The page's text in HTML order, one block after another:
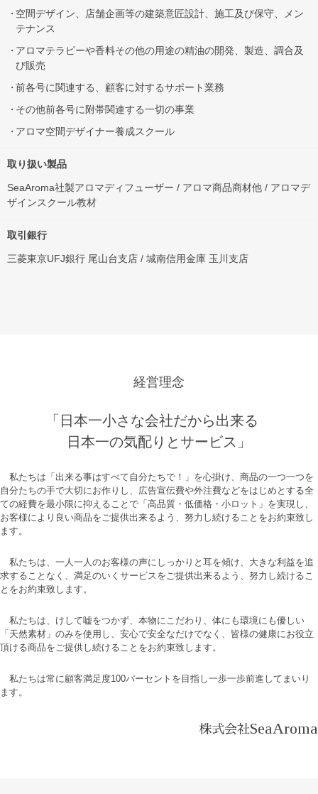
空間デザイン、店舗企画等の建築意匠設計、施工及び保守、メン
テナンス
アロマテラピーや香料その他の用途の精油の開発、製造、調合及
び販売
前各号に関連する、顧客に対するサポート業務
その他前各号に附帯関連する一切の事業
アロマ空間デザイナー養成スクール
取り扱い製品
SeaAroma社製アロマディフューザー / アロマ商品商材他 / アロマデ
ザインスクール教材
取引銀行
三菱東京UFJ銀行 尾山台支店 / 城南信用金庫 玉川支店
経営理念
「日本一小さな会社だから出来る
日本一の気配りとサービス」
私たちは「出来る事はすべて自分たちで！」を心掛け、商品の一つ一つを
自分たちの手で大切にお作りし、 広告宣伝費や外注費などをはじめとする全
ての経費を最小限に抑えることで「高品質・低価格・小ロット」 を実現し、
お客様により良い商品をご提供出来るよう、努力し続けることをお約束致し
ます。
私たちは、一人一人のお客様の声にしっかりと耳を傾け、大きな利益を追
求することなく、満足のいくサービスを ご提供出来るよう、努力し続けるこ
とをお約束致します。
私たちは、けして嘘をつかず、本物にこだわり、体にも環境にも優しい
「天然素材」のみを使用し、安心で安全なだけでなく、皆様の健康にお役立
頂ける商品をご提供し続けることをお約束致します。
私たちは常に顧客満足度100パーセントを目指し一歩一歩前進してまいり
ます。
株式会社SeaAroma